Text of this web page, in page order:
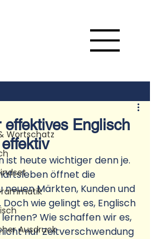
Wortschatz
Ausdruck
effektives Englisch
ist heute wichtiger denn je.
öffnet die
neuen Märkten, Kunden und
wie gelingt es, Englisch
Wie schaffen wir es,
nur Zeitverschwendung